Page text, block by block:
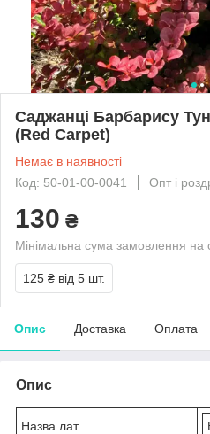
Саджанці Барбарису
(Red Carpet)
Немає в наявності
Код: 50-01-00-0041
Опт і
130 ₴
Мінімальна сума замовлення на
125 ₴ від 5 шт.
Опис Доставка Оплата
Опис
Назва лат.